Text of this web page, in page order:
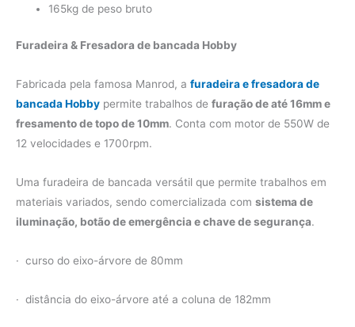
165kg de peso bruto
Furadeira & Fresadora de bancada Hobby
Fabricada pela famosa Manrod, a furadeira e fresadora de
bancada Hobby permite trabalhos de furação de até 16mm e
fresamento de topo de 10mm. Conta com motor de 550W de
12 velocidades e 1700rpm.
Uma furadeira de bancada versátil que permite trabalhos em
materiais variados, sendo comercializada com sistema de
iluminação, botão de emergência e chave de segurança.
· curso do eixo-árvore de 80mm
· distância do eixo-árvore até a coluna de 182mm